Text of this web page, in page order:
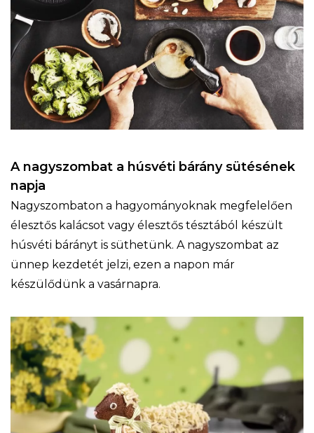
A nagyszombat a húsvéti bárány sütésének
napja
Nagyszombaton a hagyományoknak megfelelően
élesztős kalácsot vagy élesztős tésztából készült
húsvéti bárányt is süthetünk. A nagyszombat az
ünnep kezdetét jelzi, ezen a napon már
készülődünk a vasárnapra.